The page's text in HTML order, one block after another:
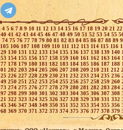
4 5 6 7 8 9 10 11 12 13 14 15 16 17 18 19 20 21
40 41 42 43 44 45 46 47 48 49 50 51 52 53 54 55
74 75 76 77 78 79 80 81 82 83 84 8586 87 88 89
105 106 107 108 109 110 111 112 113 114 115 116
130 131 132 133 134 135 136 137 138 139 140
154 155 156 157 158 159 160 161 162 163 164
178 179 180 181182 183 184 185 186 187 188
202 203 204 205 206 207 208 209 210 211 212
226 227 228 229 230 231 232 233 234 235 236
250 251 252 253 254 255 256 257 258 259 260
274 275 276 277 278 279 280 281 282 283 284
298 299 300 301 302 303 304 305 306 307 308
322 323 324 325 326 327 328 329 330 331 332
346 347 348 349 350 351 352 353 354 355 356
369 370 371 372 373 374 375 376 377 378 379